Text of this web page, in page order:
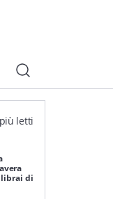
letti
librai di